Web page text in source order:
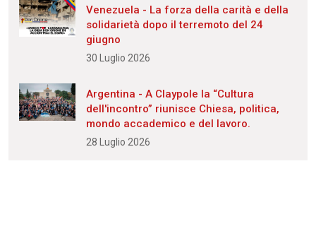
Venezuela - La forza della carità e della
solidarietà dopo il terremoto del 24
giugno
30 Luglio 2026
Argentina - A Claypole la “Cultura
dell'incontro” riunisce Chiesa, politica,
mondo accademico e del lavoro.
28 Luglio 2026